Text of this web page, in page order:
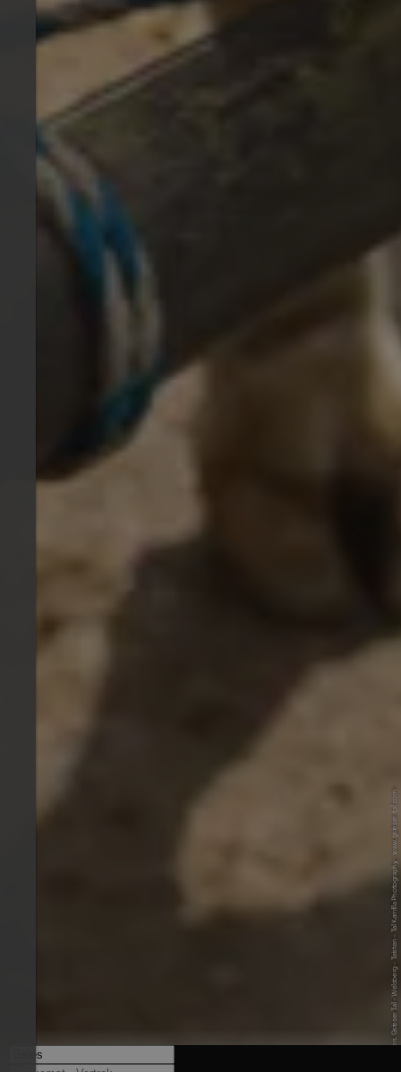
© Tourismusgen. Gsieser Tal - Welsberg - Taisten - Tal Kamilla Photography - www.gsieser-tal.com